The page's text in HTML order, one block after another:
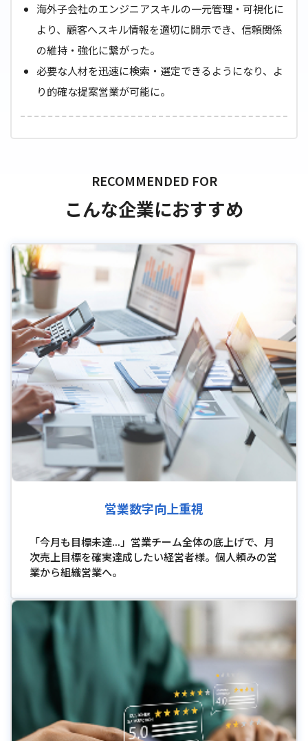
海外子会社のエンジニアスキルの一元管理・可視化に
より、顧客へスキル情報を適切に開示でき、信頼関係
の維持・強化に繋がった。
必要な人材を迅速に検索・選定できるようになり、よ
り的確な提案営業が可能に。
こんな企業におすすめ
営業数字向上重視
「今月も目標未達...」営業チーム全体の底上げで、月
次売上目標を確実達成したい経営者様。個人頼みの営
業から組織営業へ。